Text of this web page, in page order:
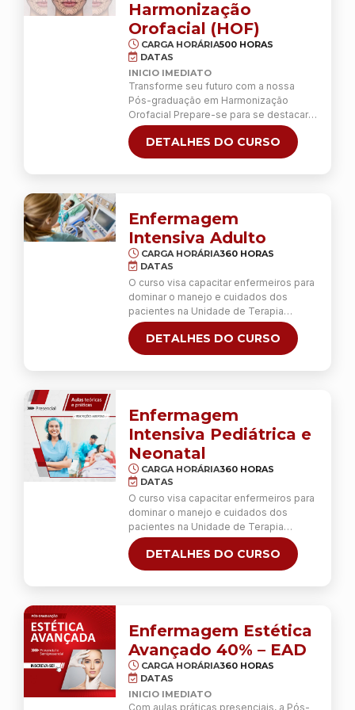
Harmonização
Orofacial (HOF)
CARGA HORÁRIA500 HORAS
DATAS
INICIO IMEDIATO
Transforme seu futuro com a nossa
Pós-graduação em Harmonização
Orofacial Prepare-se para se destacar
em uma áreas mais promessas estética
da facial! Nossa Pós-graduação uma
completa formação, com conteúdo
práticas de intensivas que capacitam
excelência técnica e em os resultados
naturais, o curso vai …
Continua
DETALHES DO CURSO
Enfermagem
Intensiva Adulto
CARGA HORÁRIA360 HORAS
DATAS
O curso visa capacitar enfermeiros para
dominar o manejo e cuidados dos
pacientes na Unidade de Terapia
Intensiva Pediatria/ Neonatologia (UTI).
Ao longo do programa, será oferecido
ensino especializado para aprimorar a
gestão, cuidados, resultados e
DETALHES DO CURSO
Enfermagem
Intensiva Pediátrica e
Neonatal
CARGA HORÁRIA360 HORAS
DATAS
O curso visa capacitar enfermeiros para
dominar o manejo e cuidados dos
pacientes na Unidade de Terapia
Intensiva Pediatria/ Neonatologia (UTI).
Ao longo do programa, será oferecido
ensino especializado para aprimorar a
gestão, cuidados, resultados e
DETALHES DO CURSO
Enfermagem Estética
Avançado 40% – EAD
CARGA HORÁRIA360 HORAS
DATAS
INICIO IMEDIATO
Com aulas práticas presenciais, a Pós-